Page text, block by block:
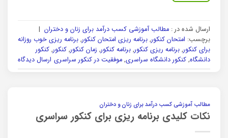
ارسال شده در : مطالب آموزشی کسب درآمد برای زنان و دختران |
برچسب: امتحان کنکور, برنامه ریزی امتحان کنکور, برنامه ریزی خوب روزانه
برای کنکور, برنامه ریزی کنکور, برنامه کنکور, زمان کنکور, کنکور, کنکور
دانشگاه, کنکور دانشگاه سراسری, موفقیت در کنکور سراسری ارسال دیدگاه
مطالب آموزشی کسب درآمد برای زنان و دختران
نکات کلیدی برنامه ریزی برای کنکور سراسری